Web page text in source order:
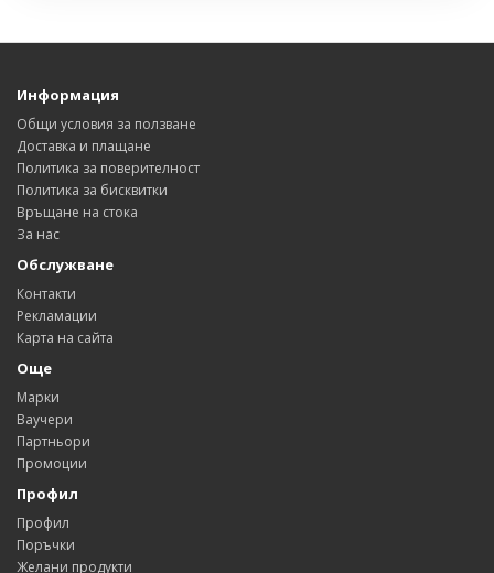
Информация
Общи условия за ползване
Доставка и плащане
Политика за поверителност
Политика за бисквитки
Връщане на стока
За нас
Обслужване
Контакти
Рекламации
Карта на сайта
Още
Марки
Ваучери
Партньори
Промоции
Профил
Профил
Поръчки
Желани продукти